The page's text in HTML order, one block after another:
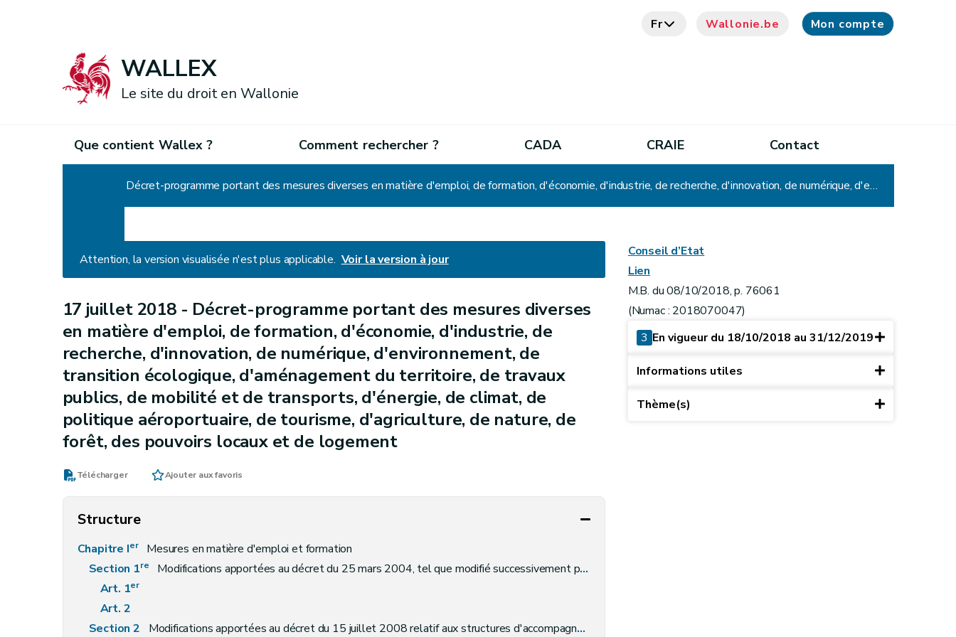
Fr Wallonie.be Mon compte
WALLEX
Le site du droit en Wallonie
Que contient Wallex ? Comment rechercher ? CADA CRAIE Contact
Décret-programme portant des mesures diverses en matière d'emploi, de formation, d'économie, d'industrie, de recherche, d'innovation, de numérique, d'environnement, de transition écologique, d'aménagement du territoire, de travaux publics, de mobilité et de transports, d'énergie, de climat, de politique aéroportuaire, de tourisme, d'agriculture, de nature, de forêt, des pouvoirs locaux et de logement
Attention, la version visualisée n'est plus applicable. Voir la version à jour
17 juillet 2018 - Décret-programme portant des mesures diverses
en matière d'emploi, de formation, d'économie, d'industrie, de
recherche, d'innovation, de numérique, d'environnement, de
transition écologique, d'aménagement du territoire, de travaux
publics, de mobilité et de transports, d'énergie, de climat, de
politique aéroportuaire, de tourisme, d'agriculture, de nature, de
forêt, des pouvoirs locaux et de logement
Télécharger Ajouter aux favoris
Structure
Chapitre Ier
Mesures en matière d'emploi et formation
Section 1re
Modifications apportées au décret du 25 mars 2004, tel que modifié successivement par les décrets du 15 décembre 2005, 28 novembre 2013, 11 décembre 2014, 17 décembre 2015, 21 décembre 2016 et 16 février 2017, relatif à l'agrément et à l'octroi de subventions aux agences de développement local
Art. 1er
Art. 2
Section 2
Modifications apportées au décret du 15 juillet 2008 relatif aux structures d'accompagnement à l'autocréation d'emploi (en abrégé: S.A.A.C.E.)
Conseil d’Etat
Lien
M.B. du 08/10/2018, p. 76061
(Numac : 2018070047)
3 En vigueur du 18/10/2018 au 31/12/2019
Informations utiles
Thème(s)